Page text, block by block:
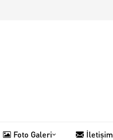
Foto Galeri İletişim